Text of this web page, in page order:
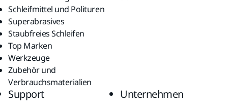
Schleifmittel und Polituren
Superabrasives
Staubfreies Schleifen
Top Marken
Werkzeuge
Zubehör und
Verbrauchsmaterialien
Support Unternehmen